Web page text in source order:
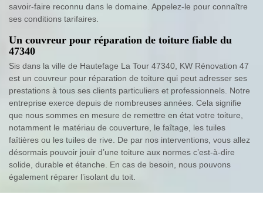
savoir-faire reconnu dans le domaine. Appelez-le pour connaître
ses conditions tarifaires.
Un couvreur pour réparation de toiture fiable du
47340
Sis dans la ville de Hautefage La Tour 47340, KW Rénovation 47
est un couvreur pour réparation de toiture qui peut adresser ses
prestations à tous ses clients particuliers et professionnels. Notre
entreprise exerce depuis de nombreuses années. Cela signifie
que nous sommes en mesure de remettre en état votre toiture,
notamment le matériau de couverture, le faîtage, les tuiles
faîtières ou les tuiles de rive. De par nos interventions, vous allez
désormais pouvoir jouir d’une toiture aux normes c’est-à-dire
solide, durable et étanche. En cas de besoin, nous pouvons
également réparer l’isolant du toit.